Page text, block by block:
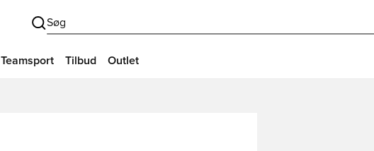
Søg
Teamsport Tilbud Outlet